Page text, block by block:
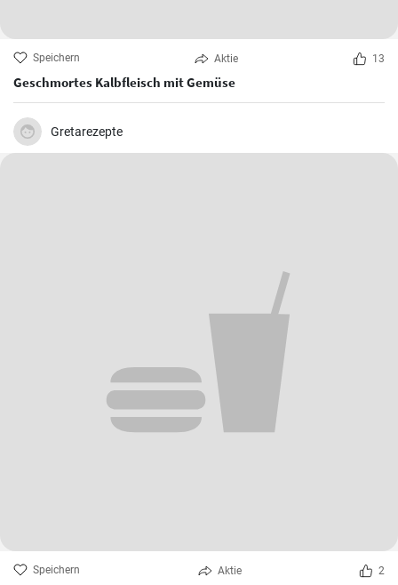
Speichern Aktie 13
Geschmortes Kalbfleisch mit Gemüse
Gretarezepte
Speichern Aktie 2